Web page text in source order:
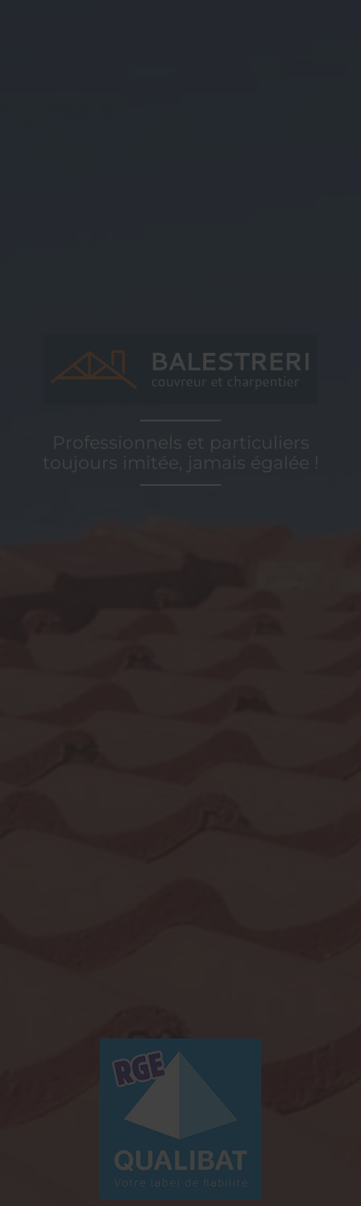
Professionnels et particuliers
toujours imitée, jamais égalée !